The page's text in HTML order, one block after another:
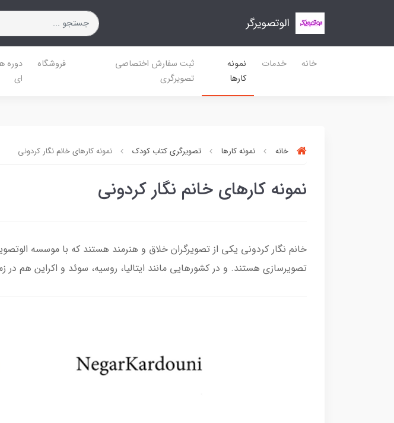
الوتصویرگر
خانه خدمات
نمونه
کارها
ثبت سفارش اختصاصی
تصویرگری
فروشگاه
دوره
ای
خانه نمونه کارها تصویرگری کتاب کودک نمونه کارهای خانم نگار کردونی
نمونه کارهای خانم نگار کردونی
خانم نگار کردونی یکی از تصویرگران خلاق و هنرمند هستند که با موسسه
تصویرسازی هستند. و در کشورهایی مانند ایتالیا، روسیه، سوئد و اکراین هم در